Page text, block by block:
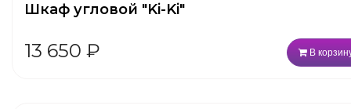
Шкаф угловой "Ki-Ki"
13 650 ₽ В